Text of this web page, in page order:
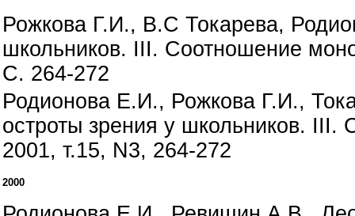
Рожкова Г.И., В.С Токарева,
школьников. III. Соотношение
С. 264-272
Родионова Е.И., Рожкова Г.И.,
остроты зрения у школьников.
2001, т.15, N3, 264-272
2000